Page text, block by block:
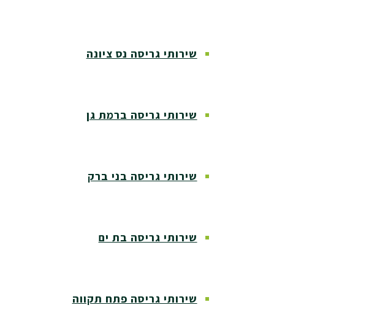
שירותי גריסה נס ציונה
שירותי גריסה ברמת גן
שירותי גריסה בני ברק
שירותי גריסה בת ים
שירותי גריסה פתח תקווה